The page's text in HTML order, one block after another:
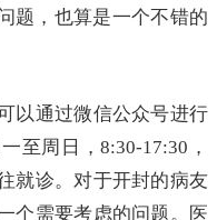
题，也算是一个不错的
以通过微信公众号进行
至周日，8:30-17:30，
就诊。对于开封的病友
个需要考虑的问题。医